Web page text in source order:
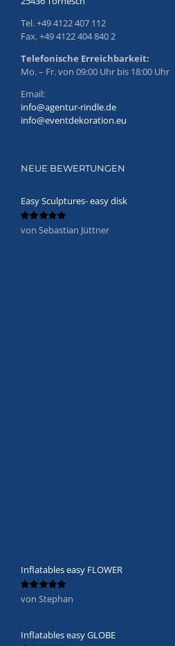
Tel. +49 4122 407 112
Fax. +49 4122 404 840 2
Telefonische Erreichbarkeit:
Mo. – Fr. von 09:00 Uhr bis 18:00 Uhr
Email:
info@agentur-rindle.de
info@eventdekoration.eu
NEUE BEWERTUNGEN
Easy Sculptures- easy disk
Bewertet
von Sebastian Jüttner
Inflatables easy FLOWER
Bewertet
von 5
von Stephan
Inflatables easy GLOBE